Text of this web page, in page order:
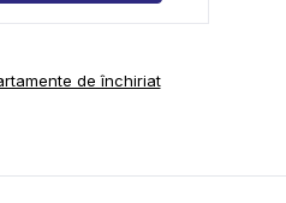
de închiriat